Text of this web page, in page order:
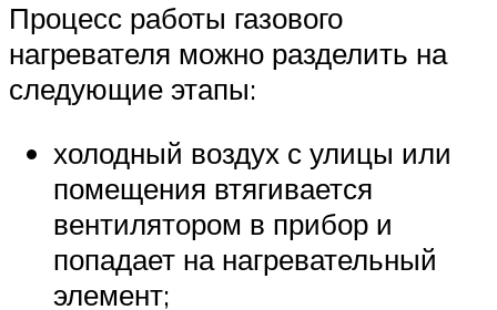
Процесс работы газового
нагревателя можно разделить на
следующие этапы:
холодный воздух с улицы или
помещения втягивается
вентилятором в прибор и
попадает на нагревательный
элемент;